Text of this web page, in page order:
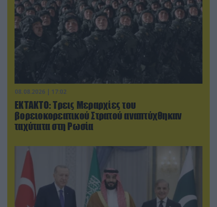
08.08.2026 | 17:02
ΕΚΤΑΚΤΟ: Τρεις Μεραρχίες του
βορειοκορεατικού Στρατού αναπτύχθηκαν
ταχύτατα στη Ρωσία